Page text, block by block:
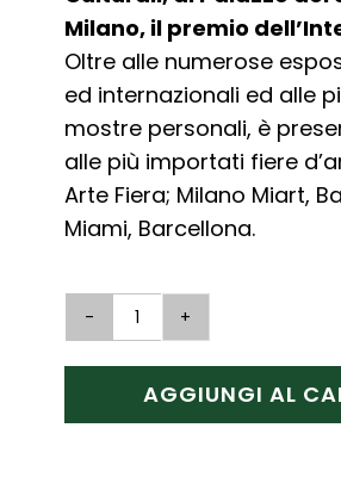
Milano, il premio
Oltre alle numerose
ed internazionali ed alle
mostre personali, è
alle più importati fiere
Arte Fiera; Milano Miart,
Miami, Barcellona.
Finestra
con
Depero
quantità
AGGIUNGI AL